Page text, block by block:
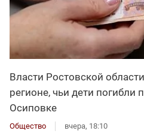
Власти Ростовской
регионе, чьи дети погибли
Осиповке
Общество вчера, 18:10